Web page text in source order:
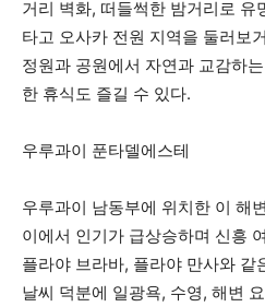
거리 벽화, 떠들썩한 밤거리로 유
타고 오사카 전원 지역을 둘러보
정원과 공원에서 자연과 교감하
한 휴식도 즐길 수 있다.
우루과이 푼타델에스테
우루과이 남동부에 위치한 이 해
이에서 인기가 급상승하며 신흥
플라야 브라바, 플라야 만사와 같
날씨 덕분에 일광욕, 수영, 해변